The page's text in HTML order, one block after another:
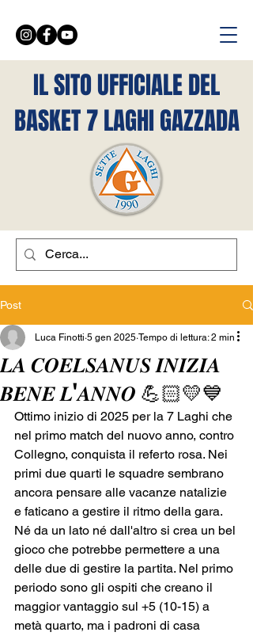
IL SITO UFFICIALE DEL
BASKET 7 LAGHI GAZZADA
Post
𝑳𝑨 𝑪𝑶𝑬𝑳𝑺𝑨𝑵𝑼𝑺 𝑰𝑵𝑰𝒁𝑰𝑨
𝑩𝑬𝑵𝑬 𝑳'𝑨𝑵𝑵𝑶 💪🏻💛💙
Luca Finotti 5 gen 2025 Tempo di lettura: 2 min
Ottimo inizio di 2025 per la 7 Laghi che
nel primo match del nuovo anno, contro
Collegno, conquista il referto rosa. Nei
primi due quarti le squadre sembrano
ancora pensare alle vacanze natalizie
e faticano a gestire il ritmo della gara.
Né da un lato né dall'altro si crea un bel
gioco che potrebbe permettere a una
delle due di gestire la partita. Nel primo
periodo sono gli ospiti che creano il
maggior vantaggio sul +5 (10-15) a
metà quarto, ma i padroni di casa